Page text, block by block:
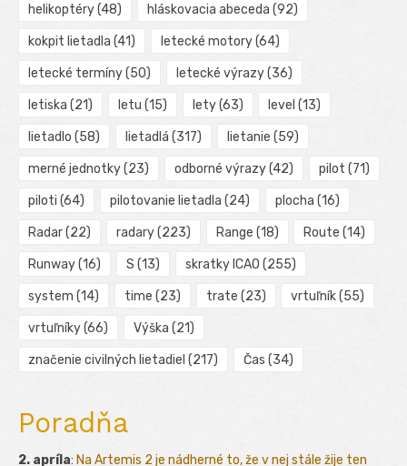
helikoptéry(48) hláskovacia abeceda (92)
kokpit lietadla (41) letecké motory(64)
letecké termíny(50) letecké výrazy(36)
letiska (21) letu (15) lety(63) level (13)
lietadlo (58) lietadlá (317) lietanie (59)
merné jednotky(23) odborné výrazy(42) pilot (71)
piloti (64) pilotovanie lietadla (24) plocha (16)
Radar(22) radary(223) Range (18) Route (14)
Runway(16) S (13) skratky ICAO (255)
system (14) time (23) trate (23) vrtuľník(55)
vrtuľníky(66) Výška (21)
značenie civilných lietadiel (217) Čas (34)
Poradňa
2. apríla: Na Artemis 2 je nádherné to, že v nej stále žije ten